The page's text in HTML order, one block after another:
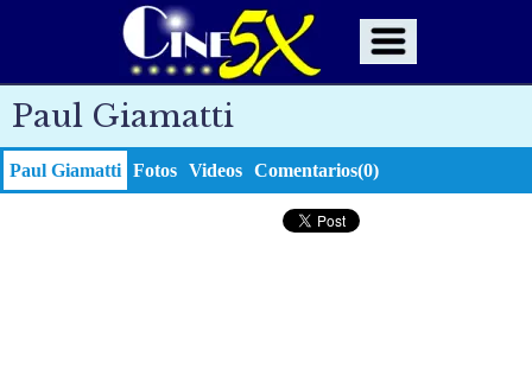
Paul Giamatti
Paul Giamatti Fotos Videos Comentarios(0)